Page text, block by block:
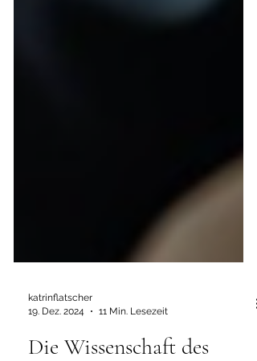
19. Dez. 2024
11 Min. Lesezeit